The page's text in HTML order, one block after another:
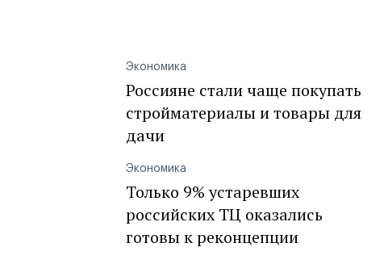
Экономика
Россияне стали чаще покупать
стройматериалы и товары для
дачи
Экономика
Только 9% устаревших
российских ТЦ оказались
готовы к реконцепции